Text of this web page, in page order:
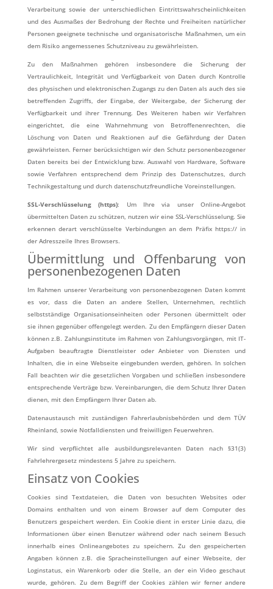
Verarbeitung sowie der unterschiedlichen Eintrittswahrscheinlichkeiten
und des Ausmaßes der Bedrohung der Rechte und Freiheiten natürlicher
Personen geeignete technische und organisatorische Maßnahmen, um ein
dem Risiko angemessenes Schutzniveau zu gewährleisten.
Zu den Maßnahmen gehören insbesondere die Sicherung der
Vertraulichkeit, Integrität und Verfügbarkeit von Daten durch Kontrolle
des physischen und elektronischen Zugangs zu den Daten als auch des sie
betreffenden Zugriffs, der Eingabe, der Weitergabe, der Sicherung der
Verfügbarkeit und ihrer Trennung. Des Weiteren haben wir Verfahren
eingerichtet, die eine Wahrnehmung von Betroffenenrechten, die
Löschung von Daten und Reaktionen auf die Gefährdung der Daten
gewährleisten. Ferner berücksichtigen wir den Schutz personenbezogener
Daten bereits bei der Entwicklung bzw. Auswahl von Hardware, Software
sowie Verfahren entsprechend dem Prinzip des Datenschutzes, durch
Technikgestaltung und durch datenschutzfreundliche Voreinstellungen.
SSL-Verschlüsselung (https): Um Ihre via unser Online-Angebot
übermittelten Daten zu schützen, nutzen wir eine SSL-Verschlüsselung. Sie
erkennen derart verschlüsselte Verbindungen an dem Präfix https:// in
der Adresszeile Ihres Browsers.
Übermittlung und Offenbarung von
personenbezogenen Daten
Im Rahmen unserer Verarbeitung von personenbezogenen Daten kommt
es vor, dass die Daten an andere Stellen, Unternehmen, rechtlich
selbstständige Organisationseinheiten oder Personen übermittelt oder
sie ihnen gegenüber offengelegt werden. Zu den Empfängern dieser Daten
können z.B. Zahlungsinstitute im Rahmen von Zahlungsvorgängen, mit IT-
Aufgaben beauftragte Dienstleister oder Anbieter von Diensten und
Inhalten, die in eine Webseite eingebunden werden, gehören. In solchen
Fall beachten wir die gesetzlichen Vorgaben und schließen insbesondere
entsprechende Verträge bzw. Vereinbarungen, die dem Schutz Ihrer Daten
dienen, mit den Empfängern Ihrer Daten ab.
Datenaustausch mit zuständigen Fahrerlaubnisbehörden und dem TÜV
Rheinland, sowie Notfalldiensten und freiwilligen Feuerwehren.
Wir sind verpflichtet alle ausbildungsrelevanten Daten nach §31(3)
Fahrlehrergesetz mindestens 5 Jahre zu speichern.
Einsatz von Cookies
Cookies sind Textdateien, die Daten von besuchten Websites oder
Domains enthalten und von einem Browser auf dem Computer des
Benutzers gespeichert werden. Ein Cookie dient in erster Linie dazu, die
Informationen über einen Benutzer während oder nach seinem Besuch
innerhalb eines Onlineangebotes zu speichern. Zu den gespeicherten
Angaben können z.B. die Spracheinstellungen auf einer Webseite, der
Loginstatus, ein Warenkorb oder die Stelle, an der ein Video geschaut
wurde, gehören. Zu dem Begriff der Cookies zählen wir ferner andere